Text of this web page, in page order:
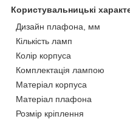
Користувальницькі
Дизайн плафона, мм
Кількість ламп
Колір корпуса
Комплектація лампою
Матеріал корпуса
Матеріал плафона
Розмір кріплення